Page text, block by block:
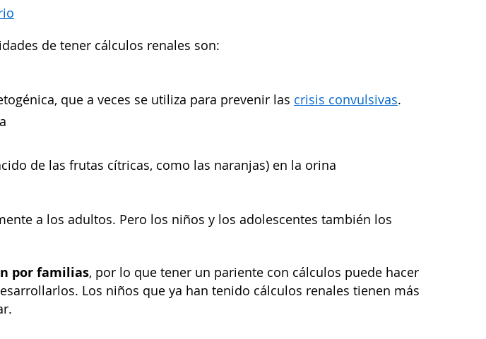
de tener cálculos renales son:
que a veces se utiliza para prevenir las crisis convulsivas.
de las frutas cítricas, como las naranjas) en la orina
a los adultos. Pero los niños y los adolescentes también los
por familias, por lo que tener un pariente con cálculos puede hacer
Los niños que ya han tenido cálculos renales tienen más